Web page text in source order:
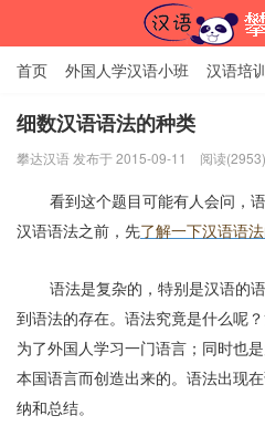
首页 外国人学汉语小班 汉语培
中国文化体验课 HSK考试时间
关于我们 加入【攀达汉语】
细数汉语语法的种类
攀达汉语 发布于 2015-09-11 阅读(2953)
看到这个题目可能有人会问，
汉语语法之前，先了解一下汉语语
语法是复杂的，特别是汉语的
到语法的存在。语法究竟是什么呢
为了外国人学习一门语言；同时也
本国语言而创造出来的。语法出现
纳和总结。